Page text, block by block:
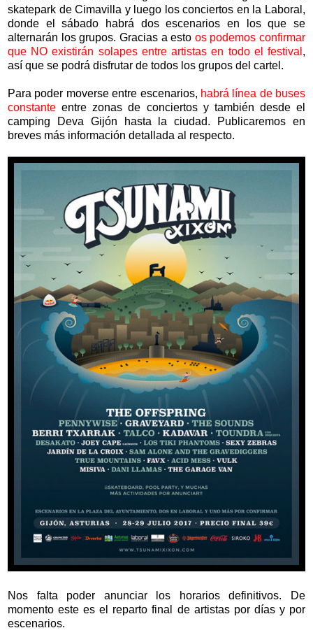
skatepark de Cimavilla y luego los conciertos en la Laboral,
donde el sábado habrá dos escenarios en los que se
alternarán los grupos. Gracias a esto os podemos confirmar
que NO existirán solapes entre artistas en todo el festival ,
así que se podrá disfrutar de todos los grupos del cartel.
Para poder moverse entre escenarios, habrá línea de buses
constante entre zonas de conciertos y también desde el
camping Deva Gijón hasta la ciudad. Publicaremos en
breves más información detallada al respecto.
Nos falta poder anunciar los horarios definitivos. De
momento este es el reparto final de artistas por días y por
escenarios.